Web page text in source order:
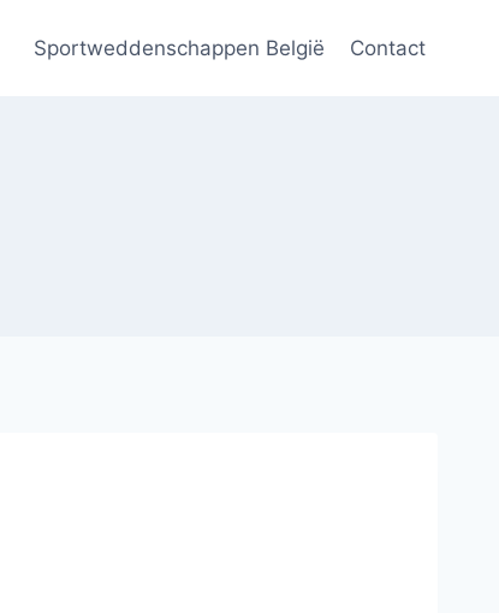
Sportweddenschappen België Contact